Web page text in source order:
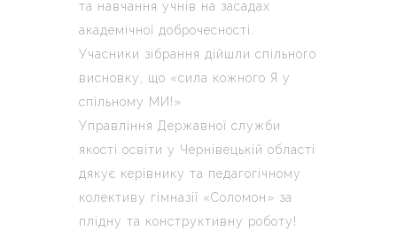
та навчання учнів на засадах
академічної доброчесності.
Учасники зібрання дійшли спільного
висновку, що «сила кожного Я у
спільному МИ!»
Управління Державної служби
якості освіти у Чернівецькій області
дякує керівнику та педагогічному
колективу гімназії «Соломон» за
плідну та конструктивну роботу!